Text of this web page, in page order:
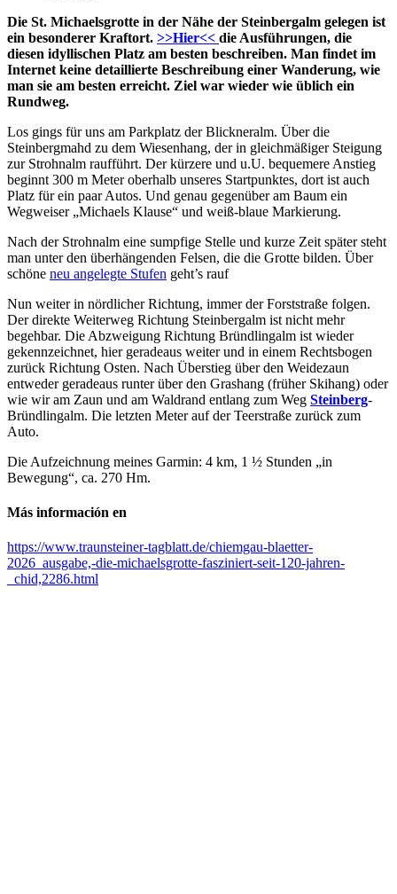
Die St. Michaelsgrotte in der Nähe der Steinbergalm gelegen ist
ein besonderer Kraftort. >>Hier<< die Ausführungen, die
diesen idyllischen Platz am besten beschreiben. Man findet im
Internet keine detaillierte Beschreibung einer Wanderung, wie
man sie am besten erreicht. Ziel war wieder wie üblich ein
Rundweg.
Los gings für uns am Parkplatz der Blickneralm. Über die
Steinbergmahd zu dem Wiesenhang, der in gleichmäßiger Steigung
zur Strohnalm raufführt. Der kürzere und u.U. bequemere Anstieg
beginnt 300 m Meter oberhalb unseres Startpunktes, dort ist auch
Platz für ein paar Autos. Und genau gegenüber am Baum ein
Wegweiser „Michaels Klause“ und weiß-blaue Markierung.
Nach der Strohnalm eine sumpfige Stelle und kurze Zeit später steht
man unter den überhängenden Felsen, die die Grotte bilden. Über
schöne neu angelegte Stufen geht’s rauf
Nun weiter in nördlicher Richtung, immer der Forststraße folgen.
Der direkte Weiterweg Richtung Steinbergalm ist nicht mehr
begehbar. Die Abzweigung Richtung Bründlingalm ist wieder
gekennzeichnet, hier geradeaus weiter und in einem Rechtsbogen
zurück Richtung Osten. Nach Überstieg über den Weidezaun
entweder geradeaus runter über den Grashang (früher Skihang) oder
wie wir am Zaun und am Waldrand entlang zum Weg Steinberg-
Bründlingalm. Die letzten Meter auf der Teerstraße zurück zum
Auto.
Die Aufzeichnung meines Garmin: 4 km, 1 ½ Stunden „in
Bewegung“, ca. 270 Hm.
Más información en
https://www.traunsteiner-tagblatt.de/chiemgau-blaetter-
2026_ausgabe,-die-michaelsgrotte-fasziniert-seit-120-jahren-
_chid,2286.html